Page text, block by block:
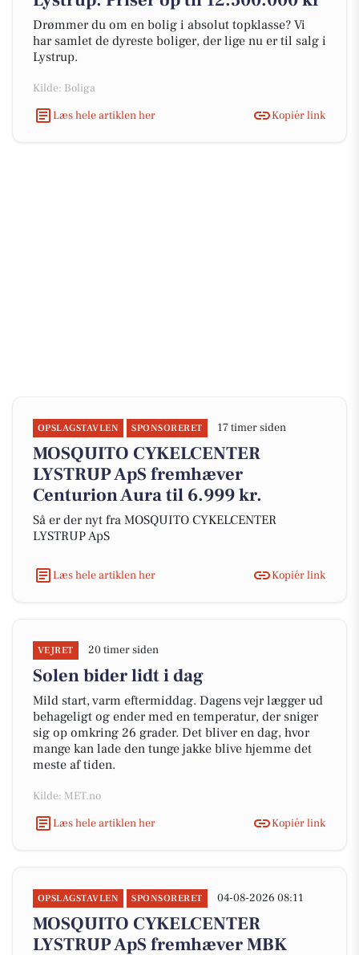
Drømmer du om en bolig i absolut topklasse? Vi
har samlet de dyreste boliger, der lige nu er til salg i
Lystrup.
Kilde: Boliga
Læs hele artiklen her
Kopiér link
OPSLAGSTAVLEN SPONSORERET 17 timer siden
MOSQUITO CYKELCENTER
LYSTRUP ApS fremhæver
Centurion Aura til 6.999 kr.
Så er der nyt fra MOSQUITO CYKELCENTER
LYSTRUP ApS
Læs hele artiklen her Kopiér link
VEJRET 20 timer siden
Solen bider lidt i dag
Mild start, varm eftermiddag. Dagens vejr lægger ud
behageligt og ender med en temperatur, der sniger
sig op omkring 26 grader. Det bliver en dag, hvor
mange kan lade den tunge jakke blive hjemme det
meste af tiden.
Kilde: MET.no
Læs hele artiklen her
Kopiér link
OPSLAGSTAVLEN SPONSORERET 04-08-2026 08:11
MOSQUITO CYKELCENTER
LYSTRUP ApS fremhæver MBK